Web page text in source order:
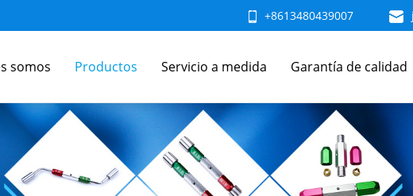
+8613480439007
somos Productos Servicio a medida Garantía de calidad